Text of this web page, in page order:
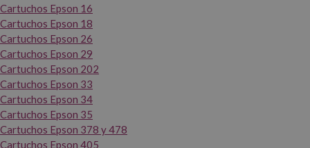
Cartuchos Epson 16
Cartuchos Epson 18
Cartuchos Epson 26
Cartuchos Epson 29
Cartuchos Epson 202
Cartuchos Epson 33
Cartuchos Epson 34
Cartuchos Epson 35
Cartuchos Epson 378 y 478
Cartuchos Epson 405